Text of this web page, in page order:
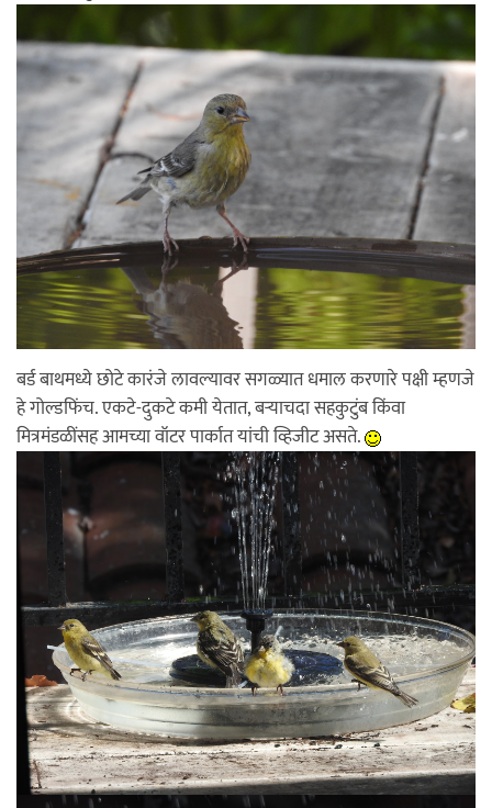
बर्ड बाथमध्ये छोटे कारंजे लावल्यावर सगळ्यात धमाल करणारे पक्षी म्हणजे
हे गोल्डफिंच. एकटे-दुकटे कमी येतात, बर्‍याचदा सहकुटुंब किंवा
मित्रमंडळींसह आमच्या वॉटर पार्कात यांची व्हिजीट असते.